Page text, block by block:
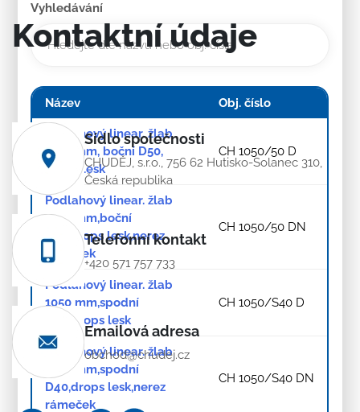
Vyhledávání
Název Obj. číslo
Podlahový linear. žlab
1050 mm, boční D50,
drops lesk
CH 1050/50 D
Podlahový linear. žlab
1050 mm,boční
D50,drops lesk,nerez
rámeček
CH 1050/50 DN
Podlahový linear. žlab
1050 mm,spodní
D40,drops lesk
CH 1050/S40 D
Podlahový linear. žlab
1050 mm,spodní
D40,drops lesk,nerez
rámeček
CH 1050/S40 DN
Kontaktní údaje
Sídlo společnosti
CHUDĚJ, s.r.o., 756 62 Hutisko-Solanec 310,
Česká republika
Telefonní kontakt
+420 571 757 733
Emailová adresa
obchod@chudej.cz